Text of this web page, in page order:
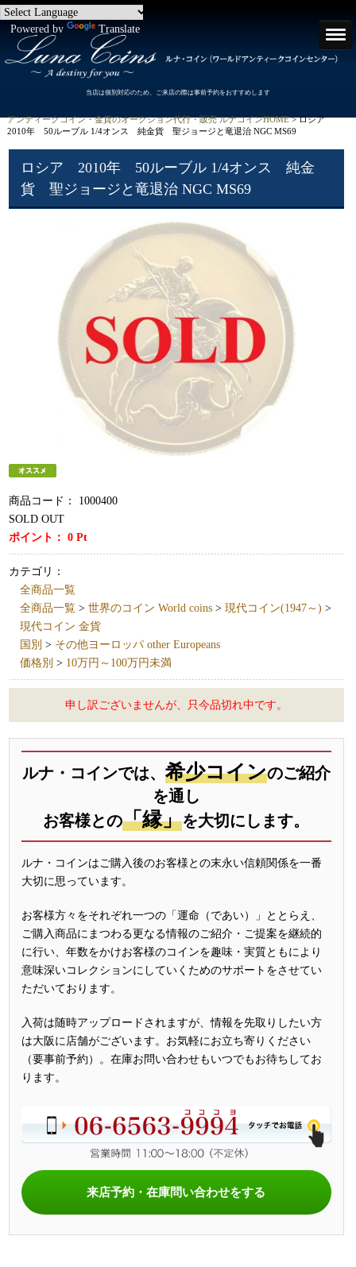
Powered by Translate
当店は個別対応のため、ご来店の際は事前予約をおすすめします
アンティークコイン・金貨のオークション代行・販売 ルナコインHOME> ロシア
2010年 50ルーブル 1/4オンス 純金貨 聖ジョージと竜退治 NGC MS69
ロシア 2010年 50ルーブル 1/4オンス 純金
貨 聖ジョージと竜退治 NGC MS69
商品コード：
1000400
SOLD OUT
ポイント：0 Pt
カテゴリ：
全商品一覧
全商品一覧 >世界のコイン World coins >現代コイン(1947～) >
現代コイン 金貨
国別 > その他ヨーロッパ other Europeans
価格別 > 10万円～100万円未満
申し訳ございませんが、只今品切れ中です。
ルナ・コインでは、 希少コインのご紹介
を通し
お客様との「縁」を大切にします。
ルナ・コインはご購入後のお客様との末永い信頼関係を一番
大切に思っています。
お客様方々をそれぞれ一つの「運命（であい）」ととらえ、
ご購入商品にまつわる更なる情報のご紹介・ご提案を継続的
に行い、年数をかけお客様のコインを趣味・実質ともにより
意味深いコレクションにしていくためのサポートをさせてい
ただいております。
入荷は随時アップロードされますが、情報を先取りしたい方
は大阪に店舗がございます。お気軽にお立ち寄りください
（要事前予約）。在庫お問い合わせもいつでもお待ちしてお
ります。
来店予約・在庫問い合わせをする